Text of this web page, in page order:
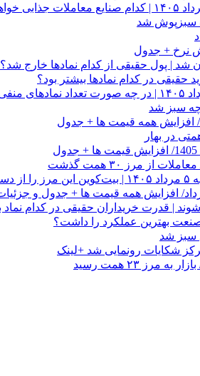
سبزپوش شد
| پول حقیقی از کدام نماد‌ها خارج شد؟
حقیقی در کدام نماد‌ها بیشتر بود؟
سبز شد
مرز ۳۰ همت گذشت
سبز شد
شکایات رونمایی شد +لینک
۲۳ همت رسید